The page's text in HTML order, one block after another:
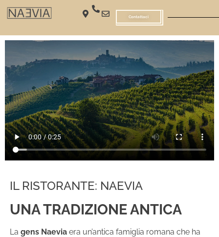
Contattaci
IL RISTORANTE: NAEVIA
UNA TRADIZIONE ANTICA
La gens Naevia era un’antica famiglia romana che ha